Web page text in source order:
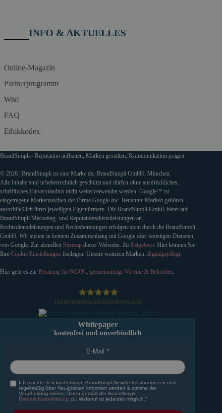
INFO & AKTUELLES
Online-Magazin
Partnerprogramm
Wiki
FAQ
Ethikkodex
BrandSimpli - Reputation aufbauen, Marken gestalten, Kommunikation prägen
© 2026 | BrandSimpli ist eine Marke der BrandSimpli GmbH, München.
Alle Inhalte sind urheberrechtlich geschützt und dürfen ohne ausdrückliches,
schriftliches Einverständnis nicht weiterverwendet werden. Google™ ist
eingetragene Markenzeichen der Firma Google Inc. Benannte Marken gehören
ausschließlich ihren jeweiligen Eigentürmern. Die BrandSimpli GmbH bietet auf
BrandSimpli Marketing- und Reputationsdienstleistungen an.
Rechtsdienstleistungen und Rechtsberatungen erfolgen nicht durch die BrandSimpli
GmbH. Wir stehen in keinem Zusammenhang mit Google oder sonstigen Diensten
von Google. Zur aktuellen Sitemap dieser Webseite. Zu Ratgebern. Hier können Sie
Ihre Cookie Einstellungen festlegen. Unsere weiteren Marken: digitalgepflegt.
Hier geht es zur Beratung für NGO's, gemeinnützige Vereine & Behörden.
154 Bewertungen auf ProvenExpert.com
Whitepaper
kostenfrei und unverbindlich
E-Mail
Ich möchte den kostenlosen BrandSimpli-Newsletter abonnieren und
regelmäßig über Neuigkeiten informiert werden & stimme der
Verarbeitung meiner Daten gemäß der BrandSimpli
Datenschutzerklärung zu. Widerruf ist jederzeit möglich."